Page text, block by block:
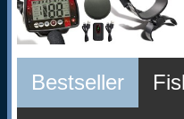
Bestseller